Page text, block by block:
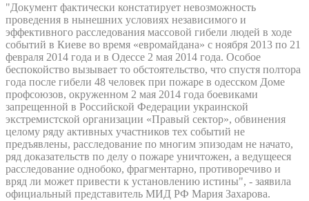
"Документ фактически констатирует невозможность
проведения в нынешних условиях независимого и
эффективного расследования массовой гибели людей в ходе
событий в Киеве во время «евромайдана» с ноября 2013 по 21
февраля 2014 года и в Одессе 2 мая 2014 года. Особое
беспокойство вызывает то обстоятельство, что спустя полтора
года после гибели 48 человек при пожаре в одесском Доме
профсоюзов, окруженном 2 мая 2014 года боевиками
запрещенной в Российской Федерации украинской
экстремистской организации «Правый сектор», обвинения
целому ряду активных участников тех событий не
предъявлены, расследование по многим эпизодам не начато,
ряд доказательств по делу о пожаре уничтожен, а ведущееся
расследование однобоко, фрагментарно, противоречиво и
вряд ли может привести к установлению истины", - заявила
официальный представитель МИД РФ Мария Захарова.